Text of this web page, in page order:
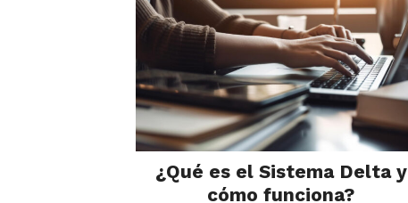
¿Qué es el Sistema Delta y
cómo funciona?